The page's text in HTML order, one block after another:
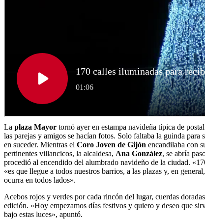
La plaza Mayor tornó ayer en estampa navideña típica de
las parejas y amigos se hacían fotos. Solo faltaba la guinda para
en suceder. Mientras el Coro Joven de Gijón encandilaba con
pertinentes villancicos, la alcaldesa, Ana González, se abría
procedió al encendido del alumbrado navideño de la ciudad.
«es que llegue a todos nuestros barrios, a las plazas y, en
ocurra en todos lados».
Acebos rojos y verdes por cada rincón del lugar, cuerdas
edición. «Hoy empezamos días festivos y quiero y deseo que
bajo estas luces», apuntó.